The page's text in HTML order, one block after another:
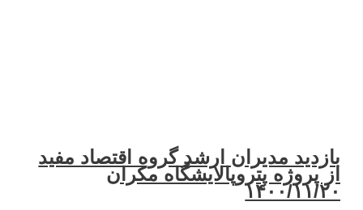
مدیران ارشد گروه اقتصاد مفید
پتروپالایشگاه مکران
۱۱/۲۰